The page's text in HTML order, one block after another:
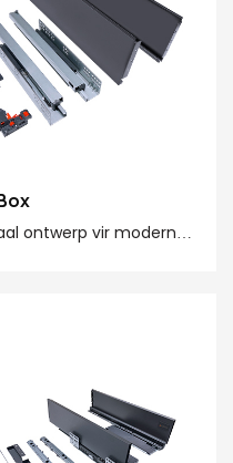
ontwerp vir moderne
te installeer, wat die
u huis verfyn meer!